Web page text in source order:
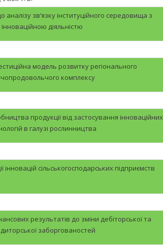
аналізу зв’язку інституційного середовища з
інноваційною діяльністю
модель розвитку регіонального
комплексу
продукції від застосування інноваційних
в галузі рослинництва
інновацій сільськогосподарських підприємств
результатів до зміни дебіторської та
заборгованостей